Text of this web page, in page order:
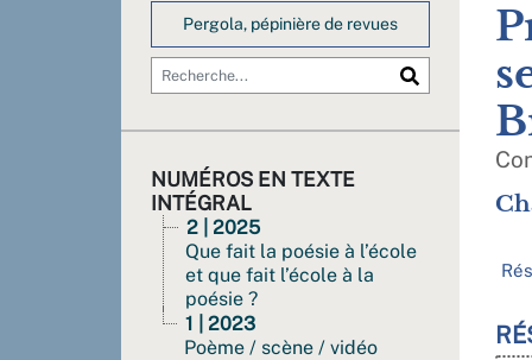
Pergola, pépinière de revues
NUMÉROS EN TEXTE
INTÉGRAL
2 | 2025
Que fait la poésie à l’école
et que fait l’école à la
poésie ?
1 | 2023
Poème / scène / vidéo